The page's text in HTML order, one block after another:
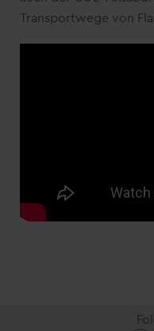
Transportwege von